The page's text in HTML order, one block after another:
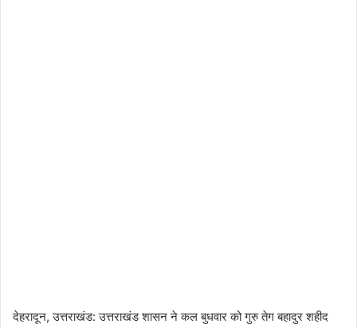
देहरादून, उत्तराखंड: उत्तराखंड शासन ने कल बुधवार को गुरु तेग बहादुर शहीद